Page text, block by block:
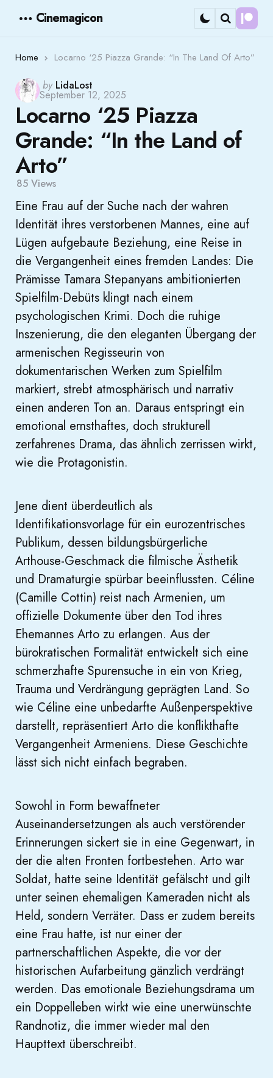
Cinemagicon
Search
Home Locarno ‘25 Piazza Grande: “In The Land Of Arto”
Posted
by
by LidaLost
September 12, 2025
Locarno ‘25 Piazza
Grande: “In the Land of
Arto”
85 Views
Eine Frau auf der Suche nach der wahren
Identität ihres verstorbenen Mannes, eine auf
Lügen aufgebaute Beziehung, eine Reise in
die Vergangenheit eines fremden Landes: Die
Prämisse Tamara Stepanyans ambitionierten
Spielfilm-Debüts klingt nach einem
psychologischen Krimi. Doch die ruhige
Inszenierung, die den eleganten Übergang der
armenischen Regisseurin von
dokumentarischen Werken zum Spielfilm
markiert, strebt atmosphärisch und narrativ
einen anderen Ton an. Daraus entspringt ein
emotional ernsthaftes, doch strukturell
zerfahrenes Drama, das ähnlich zerrissen wirkt,
wie die Protagonistin.
Jene dient überdeutlich als
Identifikationsvorlage für ein eurozentrisches
Publikum, dessen bildungsbürgerliche
Arthouse-Geschmack die filmische Ästhetik
und Dramaturgie spürbar beeinflussten. Céline
(Camille Cottin) reist nach Armenien, um
offizielle Dokumente über den Tod ihres
Ehemannes Arto zu erlangen. Aus der
bürokratischen Formalität entwickelt sich eine
schmerzhafte Spurensuche in ein von Krieg,
Trauma und Verdrängung geprägten Land. So
wie Céline eine unbedarfte Außenperspektive
darstellt, repräsentiert Arto die konflikthafte
Vergangenheit Armeniens. Diese Geschichte
lässt sich nicht einfach begraben.
Sowohl in Form bewaffneter
Auseinandersetzungen als auch verstörender
Erinnerungen sickert sie in eine Gegenwart, in
der die alten Fronten fortbestehen. Arto war
Soldat, hatte seine Identität gefälscht und gilt
unter seinen ehemaligen Kameraden nicht als
Held, sondern Verräter. Dass er zudem bereits
eine Frau hatte, ist nur einer der
partnerschaftlichen Aspekte, die vor der
historischen Aufarbeitung gänzlich verdrängt
werden. Das emotionale Beziehungsdrama um
ein Doppelleben wirkt wie eine unerwünschte
Randnotiz, die immer wieder mal den
Haupttext überschreibt.